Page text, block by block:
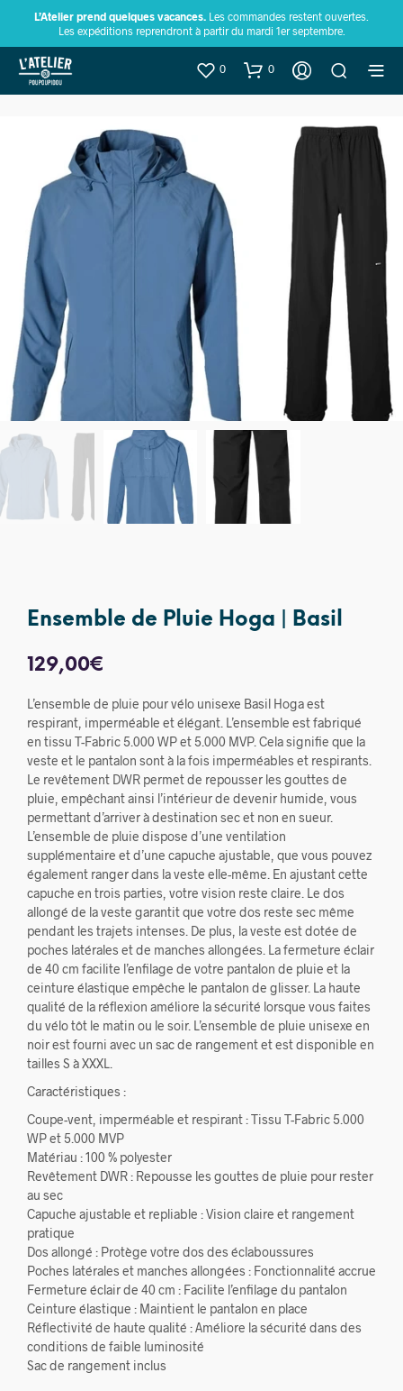
L’Atelier prend quelques vacances. Les commandes restent ouvertes.
Les expéditions reprendront à partir du mardi 1er septembre.
0 0
Ensemble de Pluie Hoga | Basil
129,00€
L’ensemble de pluie pour vélo unisexe Basil Hoga est
respirant, imperméable et élégant. L’ensemble est fabriqué
en tissu T-Fabric 5.000 WP et 5.000 MVP. Cela signifie que la
veste et le pantalon sont à la fois imperméables et respirants.
Le revêtement DWR permet de repousser les gouttes de
pluie, empêchant ainsi l’intérieur de devenir humide, vous
permettant d’arriver à destination sec et non en sueur.
L’ensemble de pluie dispose d’une ventilation
supplémentaire et d’une capuche ajustable, que vous pouvez
également ranger dans la veste elle-même. En ajustant cette
capuche en trois parties, votre vision reste claire. Le dos
allongé de la veste garantit que votre dos reste sec même
pendant les trajets intenses. De plus, la veste est dotée de
poches latérales et de manches allongées. La fermeture éclair
de 40 cm facilite l’enfilage de votre pantalon de pluie et la
ceinture élastique empêche le pantalon de glisser. La haute
qualité de la réflexion améliore la sécurité lorsque vous faites
du vélo tôt le matin ou le soir. L’ensemble de pluie unisexe en
noir est fourni avec un sac de rangement et est disponible en
tailles S à XXXL.
Caractéristiques :
Coupe-vent, imperméable et respirant : Tissu T-Fabric 5.000
WP et 5.000 MVP
Matériau : 100 % polyester
Revêtement DWR : Repousse les gouttes de pluie pour rester
au sec
Capuche ajustable et repliable : Vision claire et rangement
pratique
Dos allongé : Protège votre dos des éclaboussures
Poches latérales et manches allongées : Fonctionnalité accrue
Fermeture éclair de 40 cm : Facilite l’enfilage du pantalon
Ceinture élastique : Maintient le pantalon en place
Réflectivité de haute qualité : Améliore la sécurité dans des
conditions de faible luminosité
Sac de rangement inclus